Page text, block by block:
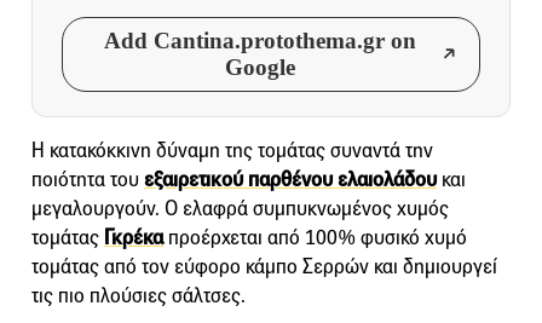
Add Cantina.protothema.gr on
Google
Η κατακόκκινη δύναμη της τομάτας συναντά την
ποιότητα του εξαιρετικού παρθένου ελαιολάδου και
μεγαλουργούν. Ο ελαφρά συμπυκνωμένος χυμός
τομάτας Γκρέκαπροέρχεται από 100% φυσικό χυμό
τομάτας από τον εύφορο κάμπο Σερρών και δημιουργεί
τις πιο πλούσιες σάλτσες.